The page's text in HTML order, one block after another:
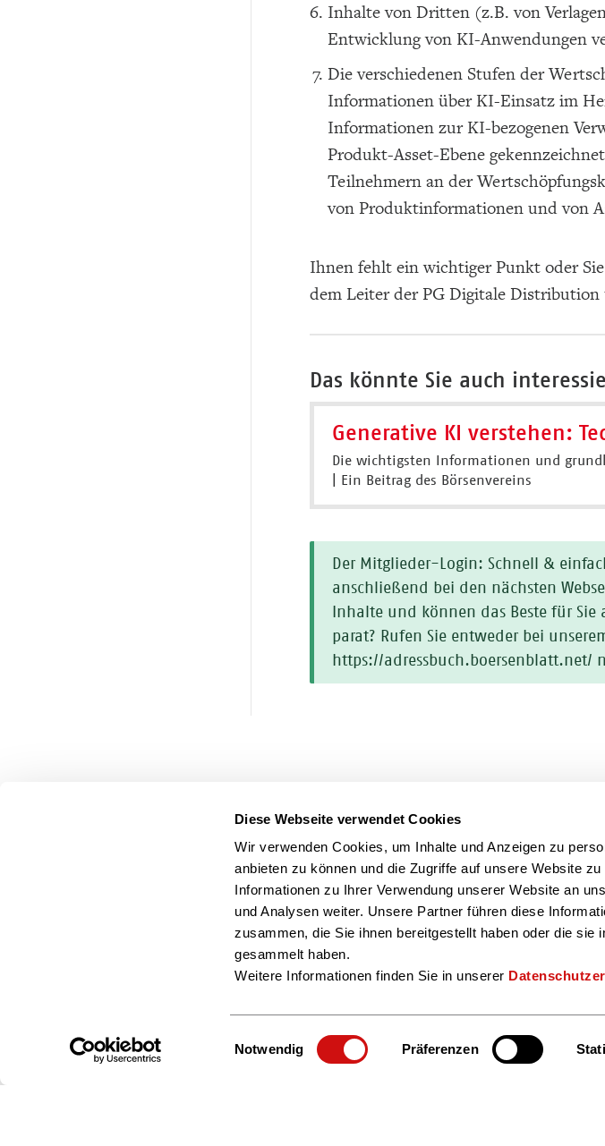
Diese Webseite verwendet Cookies
Wir verwenden Cookies, um Inhalte und Anzeigen zu
anbieten zu können und die Zugriffe auf unsere Website
Informationen zu Ihrer Verwendung unserer Website an
und Analysen weiter. Unsere Partner führen diese
zusammen, die Sie ihnen bereitgestellt haben oder die sie
gesammelt haben.
Weitere Informationen finden Sie in unserer
Einwilligungsauswahl
Notwendig Präferenzen
Inhalte von Dritten (z.B. von
Entwicklung von KI-Anwendungen
Die verschiedenen Stufen der
Informationen über KI-Einsatz im
Informationen zur KI-bezogenen
Produkt-Asset-Ebene
Teilnehmern an der
von Produktinformationen und von
Ihnen fehlt ein wichtiger Punkt oder Sie
dem Leiter der PG Digitale
Das könnte Sie auch
Generative KI verstehen:
Die wichtigsten Informationen und
| Ein Beitrag des Börsenvereins
Der Mitglieder-Login: Schnell &
anschließend bei den nächsten
Inhalte und können das Beste für Sie
parat? Rufen Sie entweder bei
https://adressbuch.boersenblatt.net/